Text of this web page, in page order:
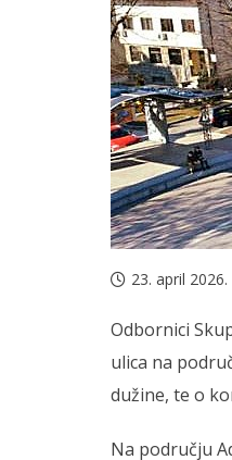
23. april 2026.
Odbornici
ulica na
dužine, te o
Na području